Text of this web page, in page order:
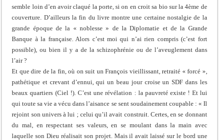
semble loin d’en avoir claqué la porte, si on en croit sa bio sur la 4ème de
couverture. D’ailleurs la fin du livre montre une certaine nostalgie de la
grande époque de la « noblesse » de la Diplomatie et de la Grande
Banque à la française. Alors c’est moi qui n’ai rien compris (c’est fort
possible), ou bien il y a de la schizophrénie ou de l’aveuglement dans
l’air ?
Et que dire de la fin, où on suit un François vieillissant, retraité « forcé »,
pathétique et crevant d’ennui, qui un beau jour croise un SDF dans les
beaux quartiers (Ciel !). C’est une révélation : la pauvreté existe ! Et lui
qui toute sa vie a vécu dans l’aisance se sent soudainement coupable : « Il
rejoint son univers à lui ; celui qu’il avait construit. Certes, en se donnant
du mal, en respectant ses valeurs, en se moulant dans la main avec
laquelle son Dieu réalisait son projet. Mais il avait laissé sur le bord une